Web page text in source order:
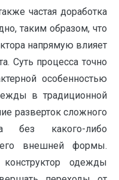
частая доработка
таким образом, что
напрямую влияет
Суть процесса точно
особенностью
в традиционной
разверток сложного
без какого-либо
его внешней формы.
одежды